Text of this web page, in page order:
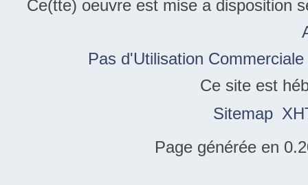
Ce(tte) oeuvre est mise a disposition
Pas d'Utilisation
Ce site est
Sitemap
Page générée en